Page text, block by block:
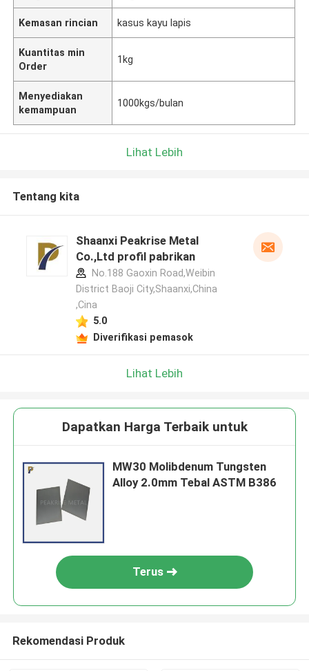
Kemasan rincian kasus kayu lapis
Kuantitas min
Order
1kg
Menyediakan
kemampuan
1000kgs/bulan
Lihat Lebih
Tentang kita
Shaanxi Peakrise Metal
Co.,Ltd profil pabrikan
No.188 Gaoxin Road,Weibin
District Baoji City,Shaanxi,China
,Cina
5.0
Diverifikasi pemasok
Lihat Lebih
Dapatkan Harga Terbaik untuk
MW30 Molibdenum Tungsten
Alloy 2.0mm Tebal ASTM B386
Terus
Rekomendasi Produk